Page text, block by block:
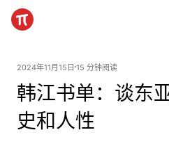
2024年11月15日 15 分钟阅读
韩江书单：谈东
史和人性